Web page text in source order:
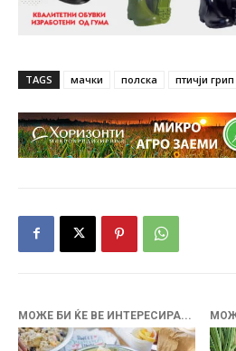
TAGS мачки полска птичји грип
МОЖЕ БИ ЌЕ ВЕ ИНТЕРЕСИРА...